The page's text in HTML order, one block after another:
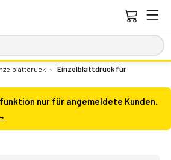
›
Einzelblattdruck für
nur für angemeldete Kunden.